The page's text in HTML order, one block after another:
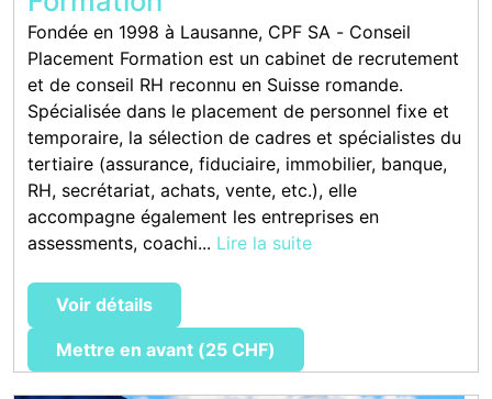
Fondée en 1998 à Lausanne, CPF SA - Conseil
Placement Formation est un cabinet de recrutement
et de conseil RH reconnu en Suisse romande.
Spécialisée dans le placement de personnel fixe et
temporaire, la sélection de cadres et spécialistes du
tertiaire (assurance, fiduciaire, immobilier, banque,
RH, secrétariat, achats, vente, etc.), elle
accompagne également les entreprises en
assessments, coachi... Lire la suite
Voir détails
Mettre en avant (25 CHF)